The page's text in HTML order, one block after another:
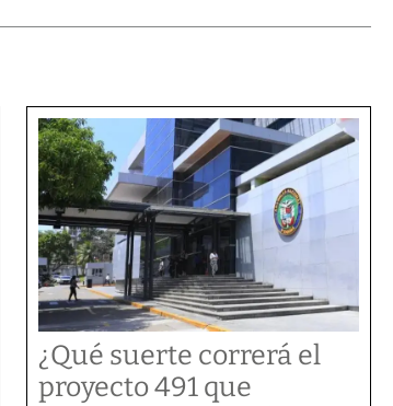
¿Qué suerte correrá el
proyecto 491 que